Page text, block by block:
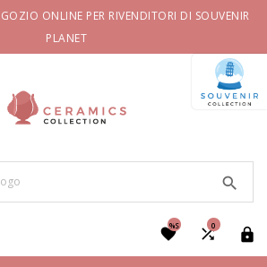
ONLINE PER RIVENDITORI DI SOUVENIR
PLANET



0

%S